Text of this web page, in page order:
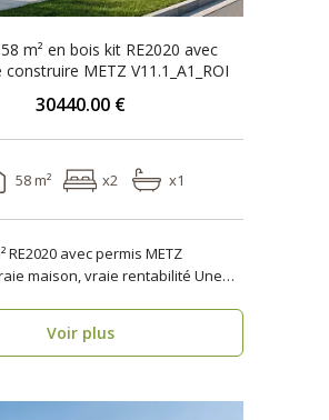
m² en bois kit RE2020 avec
METZ V11.1_A1_ROI
30440.00 €
58 m² x2 x1
RE2020 avec permis METZ
maison, vraie rentabilité Une
Voir plus